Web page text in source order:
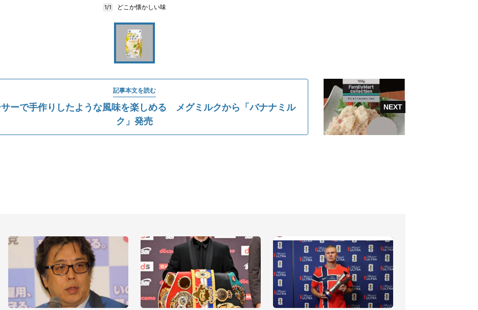
1/1 どこか懐かしい味
記事本文を読む
サーで手作りしたような風味を楽しめる メグミルクから「バナナミル
ク」発売